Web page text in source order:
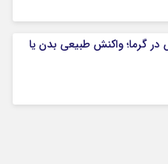
گرما؛ واکنش طبیعی بدن یا